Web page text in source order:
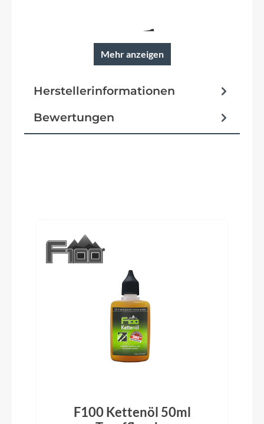
Rahmen
Bosch Gen.4 / T-2940
Trekking-Pedal VP-616 anti-slip
Ständer
KTM 28" adjustable
Mehr anzeigen
Herstellerinformationen
Bewertungen
F100 Kettenöl 50ml